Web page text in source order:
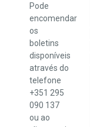
Pode
encomendar
os
boletins
disponíveis
através do
telefone
+351 295
090 137
ou ao